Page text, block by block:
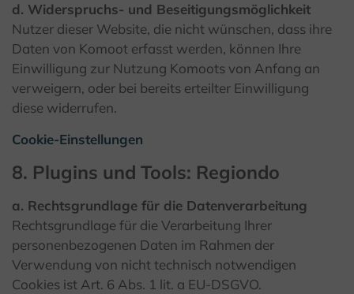
d. Widerspruchs- und Beseitigungsmöglichkeit
Nutzer dieser Website, die nicht wünschen, dass ihre
Daten von Komoot erfasst werden, können Ihre
Einwilligung zur Nutzung Komoots von Anfang an
verweigern, oder bei bereits erteilter Einwilligung
diese widerrufen.
Cookie-Einstellungen
8. Plugins und Tools: Regiondo
a. Rechtsgrundlage für die Datenverarbeitung
Rechtsgrundlage für die Verarbeitung Ihrer
personenbezogenen Daten im Rahmen der
Verwendung von nicht technisch notwendigen
Cookies ist Art. 6 Abs. 1 lit. a EU-DSGVO.